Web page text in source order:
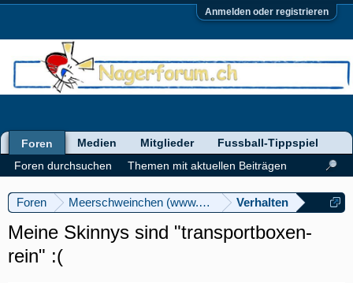
Anmelden oder registrieren
Foren Meerschweinchen (www.meerschweinforum.ch)
Verhalten
Meine Skinnys sind "transportboxen-
rein" :(
Foren
Foren durchsuchen
Themen mit aktuellen Beiträgen
Medien Mitglieder Fussball-Tippspiel